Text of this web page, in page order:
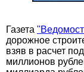
Газета
дорожное
взяв в расчет
миллионов